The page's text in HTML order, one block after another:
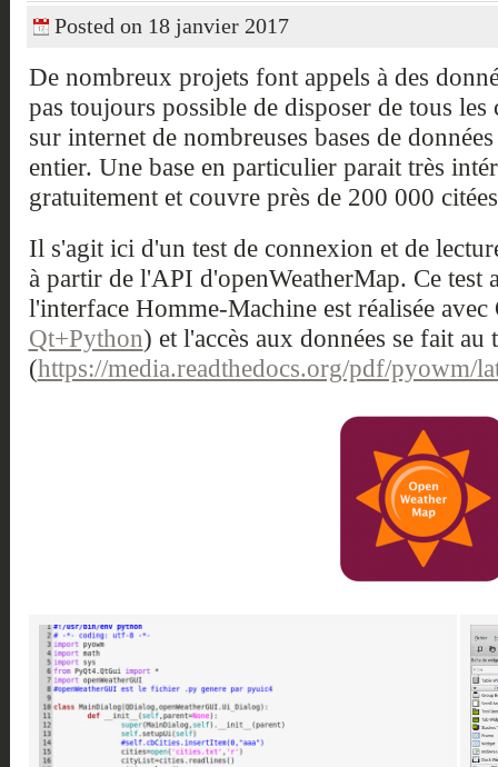
Posted on 18 janvier 2017
De nombreux projets font appels à des
pas toujours possible de disposer de tous les
sur internet de nombreuses bases de
entier. Une base en particulier parait très
gratuitement et couvre près de 200 000
Il s'agit ici d'un test de connexion et de
à partir de l'API d'openWeatherMap. Ce test
l'interface Homme-Machine est réalisée
Qt+Python) et l'accès aux données se fait
(https://media.readthedocs.org/pdf/pyowm/